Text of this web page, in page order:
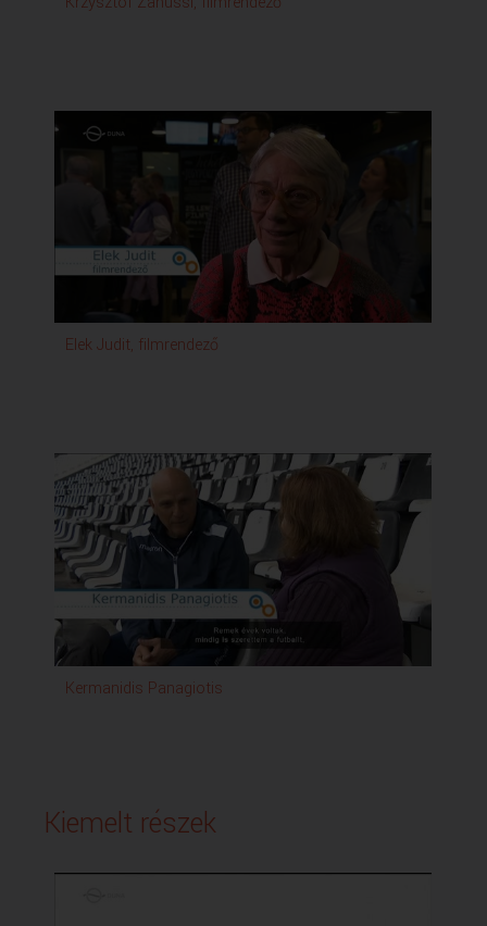
Elek Judit, filmrendező
Kermanidis Panagiotis
Kiemelt részek